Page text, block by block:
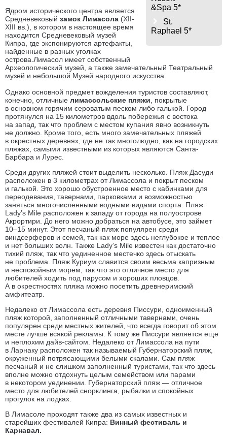
&Spa 5*
St.
Raphael 5*
Ядром исторического центра является
Средневековый замок Лимасола (XII-
XIII вв.), в котором в настоящее время
находится Средневековый музей
Кипра, где экспонируются артефакты,
найденные в разных уголках
острова.Лимасол имеет собственный
Археологический музей, а также замечательный Театральный
музей и небольшой Музей народного искусства.
Однако основной предмет вожделения туристов составляют,
конечно, отличные лимассольские пляжи , покрытые
в основном горячим сероватым песком либо галькой. Город
протянулся на 15 километров вдоль побережья с востока
на запад, так что проблем с местом купания явно возникнуть
не должно. Кроме того, есть много замечательных пляжей
в окрестных деревнях, где не так многолюдно, как на городских
пляжах, самыми известными из которых являются Санта-
Барбара и Лурес.
Среди других пляжей стоит выделить несколько. Пляж Дасуди
расположен в 3 километрах от Лимассола и покрыт песком
и галькой. Это хорошо обустроенное место с кабинками для
переодевания, тавернами, парковками и возможностью
заняться многочисленными водными видами спорта. Пляж
Lady’s Mile расположен к западу от города на полуострове
Акрортири. До него можно добраться на автобусе, это займет
10–15 минут. Этот песчаный пляж популярен среди
виндсерферов и семей, так как море здесь неглубокое и теплое
и нет больших волн. Также Lady’s Mile известен как достаточно
тихий пляж, так что уединенное местечко здесь отыскать
не проблема. Пляж Куриум славится своим весьма капризным
и неспокойным морем, так что это отличное место для
любителей ходить под парусом и хороших пловцов.
А в окрестностях пляжа можно посетить древнеримский
амфитеатр.
Недалеко от Лимассола есть деревня Писсури, одноименный
пляж которой, заполненный отличными тавернами, очень
популярен среди местных жителей, что всегда говорит об этом
месте лучше всякой рекламы. К тому же Писсури является еще
и неплохим дайв-сайтом. Недалеко от Лимассола на пути
в Ларнаку расположен так называемый Губернаторский пляж,
окруженный потрясающими белыми скалами. Сам пляж
песчаный и не слишком заполненный туристами, так что здесь
вполне можно отдохнуть целым семейством или парами
в некотором уединении. Губернаторский пляж — отличное
место для любителей снорклинга, рыбалки и спокойных
прогулок на лодках.
В Лимасоле проходят также два из самых известных и
старейших фестивалей Кипра: Винный фестиваль и
Карнавал.